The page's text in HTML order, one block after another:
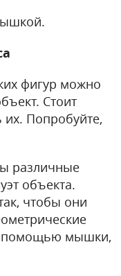
фигур можно
Стоит
их. Попробуйте,
различные
объекта.
чтобы они
помощью мышки,